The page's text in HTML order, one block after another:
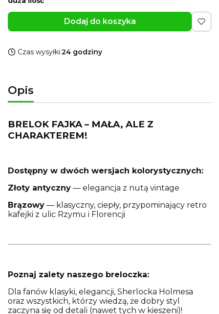
Dodaj do koszyka
Czas wysyłki:24 godziny
Opis
BRELOK FAJKA – MAŁA, ALE Z
CHARAKTEREM!
Dostępny w dwóch wersjach kolorystycznych:
Złoty antyczny — elegancja z nutą vintage
Brązowy — klasyczny, ciepły, przypominający retro
kafejki z ulic Rzymu i Florencji
Poznaj zalety naszego breloczka:
Dla fanów klasyki, elegancji, Sherlocka Holmesa
oraz wszystkich, którzy wiedzą, że dobry styl
zaczyna się od detali (nawet tych w kieszeni)!